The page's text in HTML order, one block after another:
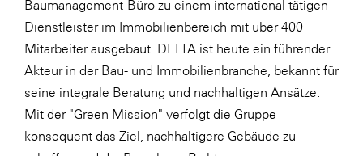
Baumanagement-Büro zu einem international tätigen
Dienstleister im Immobilienbereich mit über 400
Mitarbeiter ausgebaut. DELTA ist heute ein führender
Akteur in der Bau- und Immobilienbranche, bekannt für
seine integrale Beratung und nachhaltigen Ansätze.
Mit der "Green Mission" verfolgt die Gruppe
konsequent das Ziel, nachhaltigere Gebäude zu